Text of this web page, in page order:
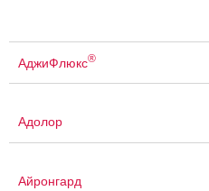
АджиФлюкс®
Адолор
Айронгард